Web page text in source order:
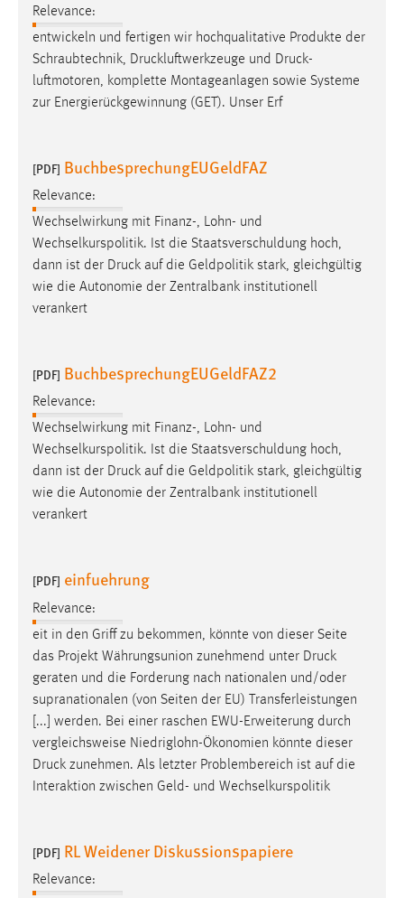
Relevance:
entwickeln und fertigen wir hochqualitative Produkte der
Schraubtechnik, Druckluftwerkzeuge und Druck-
luftmotoren, komplette Montageanlagen sowie Systeme
zur Energierückgewinnung (GET). Unser Erf
[PDF] BuchbesprechungEUGeldFAZ
Relevance:
Wechselwirkung mit Finanz-, Lohn- und
Wechselkurspolitik. Ist die Staatsverschuldung hoch,
dann ist der Druck auf die Geldpolitik stark, gleichgültig
wie die Autonomie der Zentralbank institutionell
verankert
[PDF] BuchbesprechungEUGeldFAZ2
Relevance:
Wechselwirkung mit Finanz-, Lohn- und
Wechselkurspolitik. Ist die Staatsverschuldung hoch,
dann ist der Druck auf die Geldpolitik stark, gleichgültig
wie die Autonomie der Zentralbank institutionell
verankert
[PDF] einfuehrung
Relevance:
eit in den Griff zu bekommen, könnte von dieser Seite
das Projekt Währungsunion zunehmend unter Druck
geraten und die Forderung nach nationalen und/oder
supranationalen (von Seiten der EU) Transferleistungen
[...] werden. Bei einer raschen EWU-Erweiterung durch
vergleichsweise Niedriglohn-Ökonomien könnte dieser
Druck zunehmen. Als letzter Problembereich ist auf die
Interaktion zwischen Geld- und Wechselkurspolitik
[PDF] RL Weidener Diskussionspapiere
Relevance: